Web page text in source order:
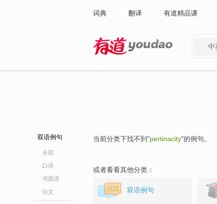
词典 翻译 有道精品课
中
双语例句
全部
口语
书面语
论文
当前分类下找不到"pertinacity"的例句。
或者看看其他分类：
双语例句